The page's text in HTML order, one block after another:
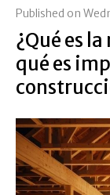
Published on
¿Qué es
qué es